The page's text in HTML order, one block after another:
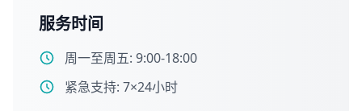
服务时间
周一至周五: 9:00-18:00
紧急支持: 7×24小时